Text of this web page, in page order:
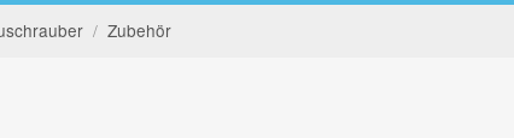
/ Zubehör